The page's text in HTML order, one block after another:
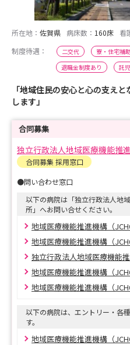
所在地： 佐賀県 病床数： 160床 看
制度待遇：
二交代 寮・住宅補
退職金制度あり
託
「地域住民の安心と心の支え
します」
合同募集
独立行政法人地域医療機能
合同募集 採用窓口
●問い合わせ窓口
以下の病院は「独立行政法人地
所」へお問い合せください。
地域医療機能推進機構（
地域医療機能推進機構（
独立行政法人地域医療機能
地域医療機能推進機構（
地域医療機能推進機構（
以下の病院は、エントリー・各
す。
地域医療機能推進機構（